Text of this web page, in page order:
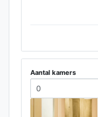
Aantal kamers